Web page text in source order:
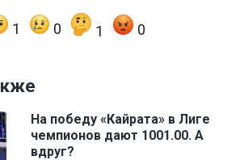
1 0 1 0
На победу «Кайрата» в Лиге
чемпионов дают 1001.00. А
вдруг?